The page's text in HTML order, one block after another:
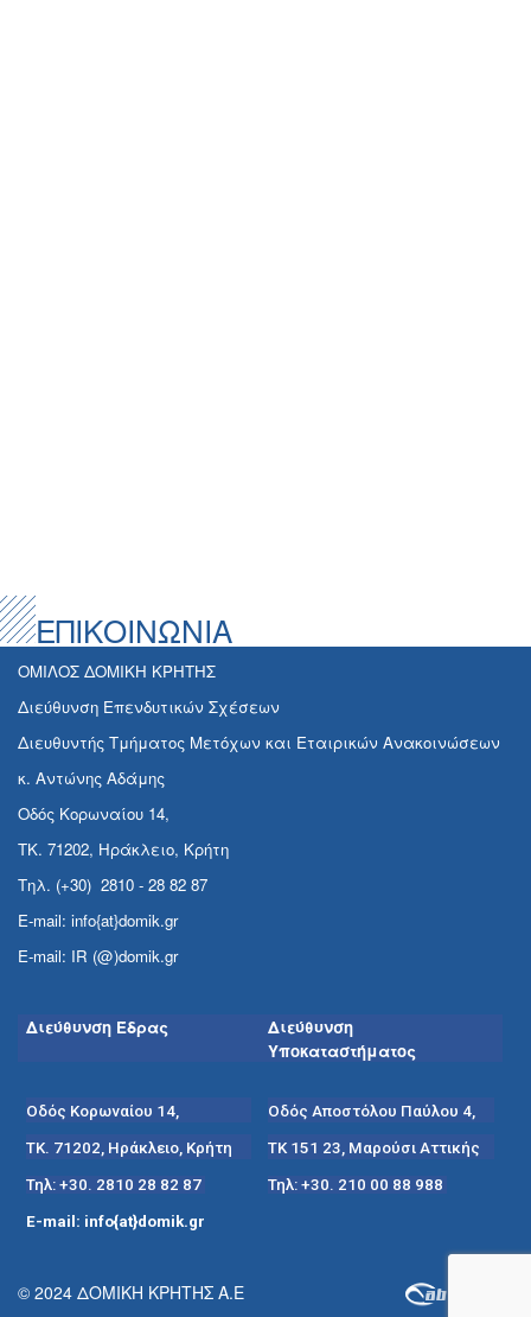
ΕΠΙΚΟΙΝΩΝΙΑ
ΟΜΙΛΟΣ ΔΟΜΙΚΗ ΚΡΗΤΗΣ
Διεύθυνση Επενδυτικών Σχέσεων
Διευθυντής Τμήματος Μετόχων και Εταιρικών Ανακοινώσεων
κ. Αντώνης Αδάμης
Οδός Κορωναίου 14,
ΤΚ. 71202, Ηράκλειο, Κρήτη
Τηλ. (+30) 2810 - 28 82 87
E-mail: info{at}domik.gr
E-mail: IR (@)domik.gr
Διεύθυνση Έδρας
Διεύθυνση
Υποκαταστήματος
Οδός Κορωναίου 14,
ΤΚ. 71202, Ηράκλειο, Κρήτη
Τηλ: +30. 2810 28 82 87
Οδός Αποστόλου Παύλου 4,
ΤΚ 151 23, Μαρούσι Αττικής
Τηλ: +30. 210 00 88 988
E-mail: info{at}domik.gr
© 2024 ΔΟΜΙΚΗ ΚΡΗΤΗΣ Α.Ε